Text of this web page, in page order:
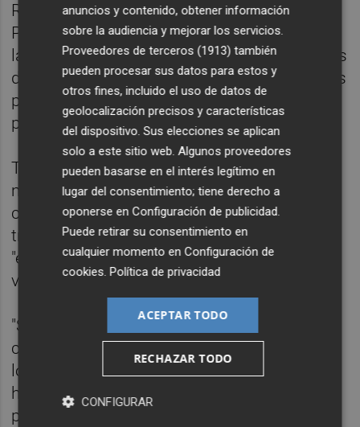
Recuerda que en la Fase 2 del ensayo de
Pfizer más de 22.000 personas han recibido
la vacuna, cuando en los ensayos de algunas
de las vacunas que se administran a los más
pequeños han tenido la mitad de
participantes.
Tras recordar la necesidad de mantener
medidas como el aislamiento y el uso
correcto de las mascarillas para evitar las
transmisión del virus, afirma que la vacuna
"es la única solución que tenemos; si no,
vamos a continuar como hasta ahora".
"Si no conseguimos una alta tasa de
cobertura vacunal, vamos a seguir teniendo
los mismos problemas que tenemos ahora",
ha destacado para añadir que entre las
personas que ya se han infectado y los
anuncios y contenido, obtener información
sobre la audiencia y mejorar los servicios.
Proveedores de terceros (1913) también
pueden procesar sus datos para estos y
otros fines, incluido el uso de datos de
geolocalización precisos y características
del dispositivo. Sus elecciones se aplican
solo a este sitio web. Algunos proveedores
pueden basarse en el interés legítimo en
lugar del consentimiento; tiene derecho a
oponerse enConfiguración de publicidad.
Puede retirar su consentimiento en
cualquier momento enConfiguración de
cookies.Política de privacidad
ACEPTAR TODO
RECHAZAR TODO
CONFIGURAR